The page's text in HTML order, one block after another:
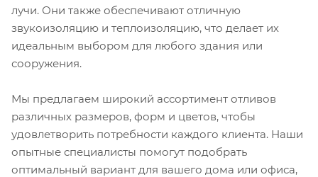
лучи. Они также обеспечивают отличную
звукоизоляцию и теплоизоляцию, что делает их
идеальным выбором для любого здания или
сооружения.
Мы предлагаем широкий ассортимент отливов
различных размеров, форм и цветов, чтобы
удовлетворить потребности каждого клиента. Наши
опытные специалисты помогут подобрать
оптимальный вариант для вашего дома или офиса,